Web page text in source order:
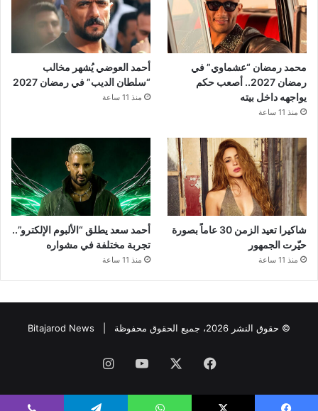
محمد رمضان “عشماوي” في
رمضان 2027.. أصعب حكم
يواجهه داخل بيته
منذ 11 ساعة
أحمد العوضي يُشهر مخالب
“سلطان الديب” في رمضان 2027
منذ 11 ساعة
شاكيرا تعيد الزمن 30 عاماً بصورة
حيّرت الجمهور
منذ 11 ساعة
أحمد سعد يطلق “الألبوم الإلكترو”..
تجربة مختلفة في مشواره
منذ 11 ساعة
© حقوق النشر 2026، جميع الحقوق محفوظة | Bitajarod News
فيسبوك ‫YouTubeانستقرام